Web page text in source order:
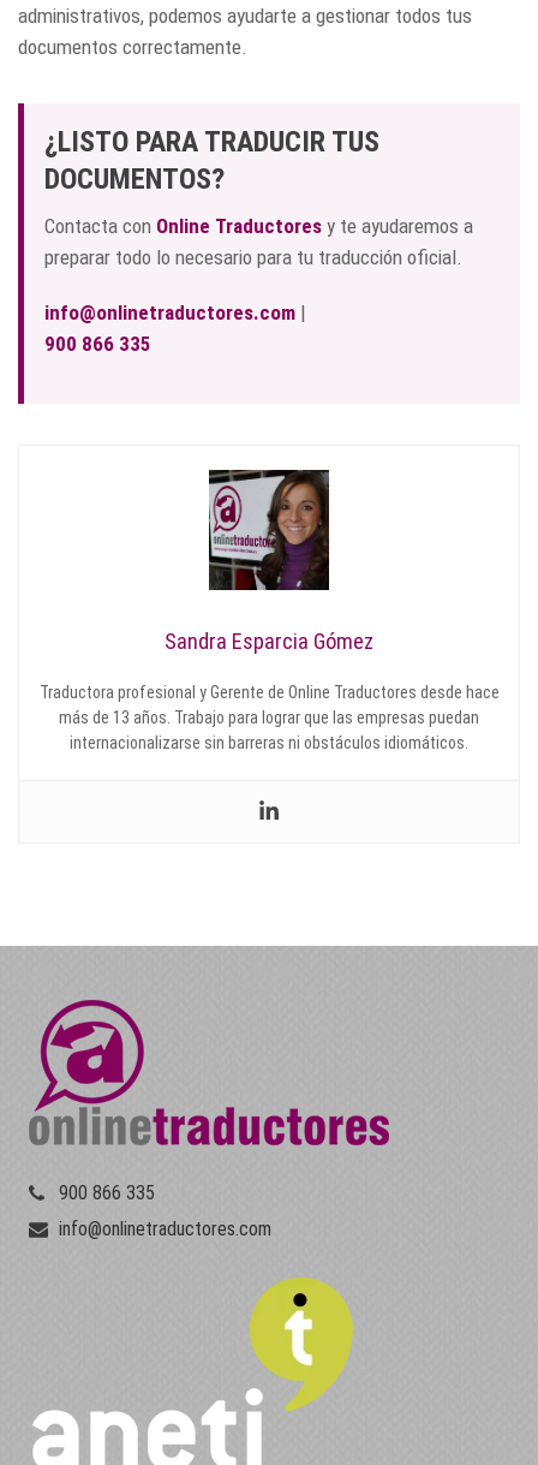
administrativos, podemos ayudarte a gestionar todos tus
documentos correctamente.
¿LISTO PARA TRADUCIR TUS
DOCUMENTOS?
Contacta con Online Traductores y te ayudaremos a
preparar todo lo necesario para tu traducción oficial.
info@onlinetraductores.com |
900 866 335
Sandra Esparcia Gómez
Traductora profesional y Gerente de Online Traductores desde hace
más de 13 años. Trabajo para lograr que las empresas puedan
internacionalizarse sin barreras ni obstáculos idiomáticos.
900 866 335
info@onlinetraductores.com